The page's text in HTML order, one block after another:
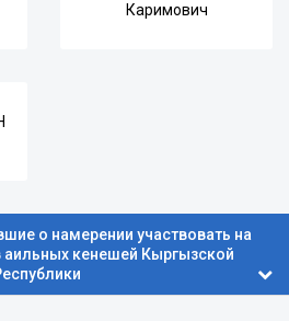
Каримович
о намерении участвовать на
аильных кенешей Кыргызской